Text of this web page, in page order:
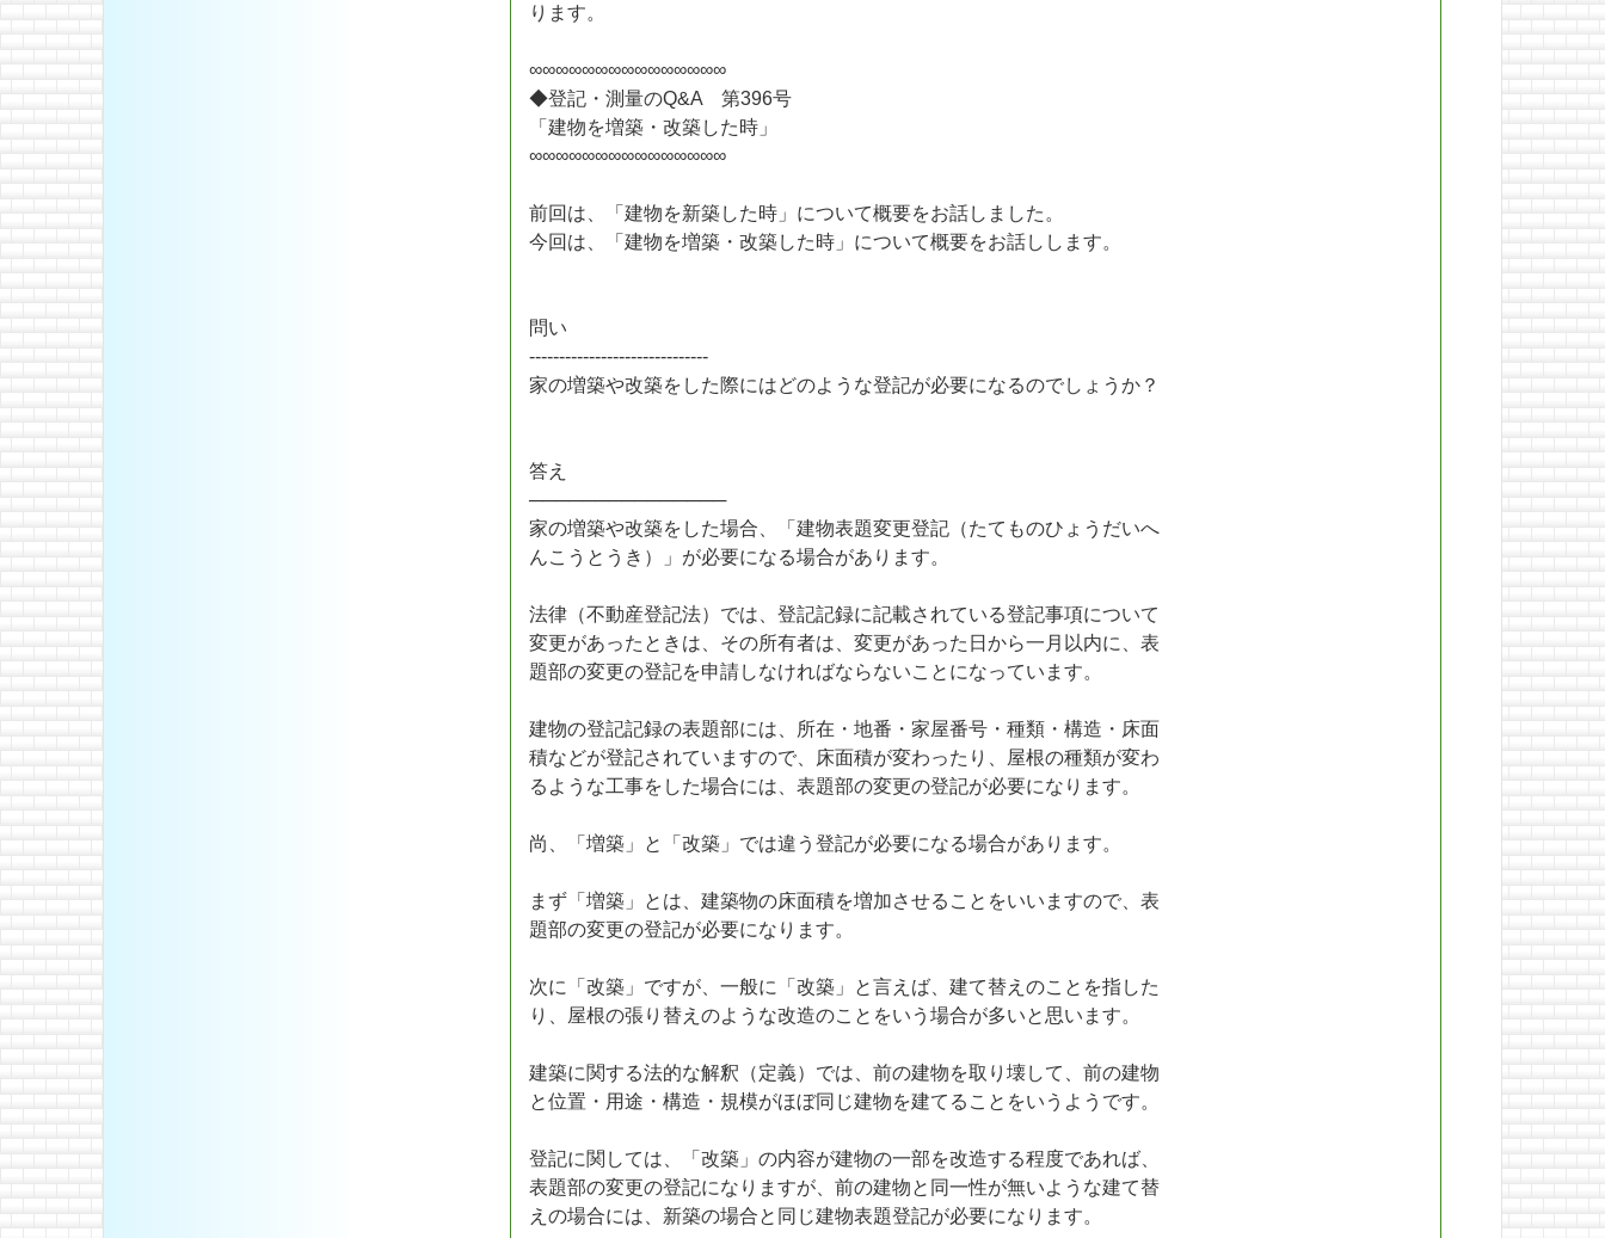
ります。
∞∞∞∞∞∞∞∞∞∞∞∞∞∞∞
◆登記・測量のQ&A 第396号
「建物を増築・改築した時」
∞∞∞∞∞∞∞∞∞∞∞∞∞∞∞
前回は、「建物を新築した時」について概要をお話しました。
今回は、「建物を増築・改築した時」について概要をお話しします。
問い
------------------------------
家の増築や改築をした際にはどのような登記が必要になるのでしょうか？
答え
───────────────
家の増築や改築をした場合、「建物表題変更登記（たてものひょうだいへ
んこうとうき）」が必要になる場合があります。
法律（不動産登記法）では、登記記録に記載されている登記事項について
変更があったときは、その所有者は、変更があった日から一月以内に、表
題部の変更の登記を申請しなければならないことになっています。
建物の登記記録の表題部には、所在・地番・家屋番号・種類・構造・床面
積などが登記されていますので、床面積が変わったり、屋根の種類が変わ
るような工事をした場合には、表題部の変更の登記が必要になります。
尚、「増築」と「改築」では違う登記が必要になる場合があります。
まず「増築」とは、建築物の床面積を増加させることをいいますので、表
題部の変更の登記が必要になります。
次に「改築」ですが、一般に「改築」と言えば、建て替えのことを指した
り、屋根の張り替えのような改造のことをいう場合が多いと思います。
建築に関する法的な解釈（定義）では、前の建物を取り壊して、前の建物
と位置・用途・構造・規模がほぼ同じ建物を建てることをいうようです。
登記に関しては、「改築」の内容が建物の一部を改造する程度であれば、
表題部の変更の登記になりますが、前の建物と同一性が無いような建て替
えの場合には、新築の場合と同じ建物表題登記が必要になります。